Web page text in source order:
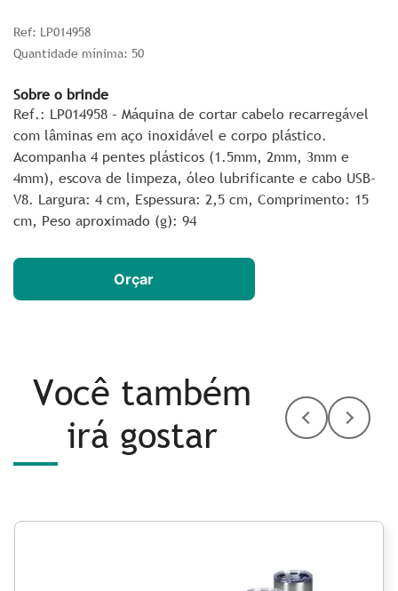
Ref: LP014958
Quantidade mínima: 50
Sobre o brinde
Ref.: LP014958 – Máquina de cortar cabelo recarregável
com lâminas em aço inoxidável e corpo plástico.
Acompanha 4 pentes plásticos (1.5mm, 2mm, 3mm e
4mm), escova de limpeza, óleo lubrificante e cabo USB-
V8. Largura: 4 cm, Espessura: 2,5 cm, Comprimento: 15
cm, Peso aproximado (g): 94
Orçar
Você também
irá gostar